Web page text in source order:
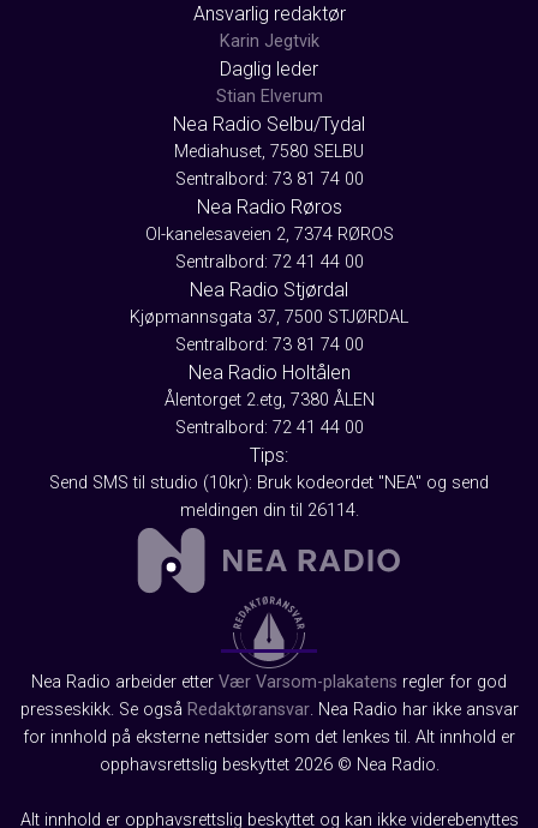
Ansvarlig redaktør
Karin Jegtvik
Daglig leder
Stian Elverum
Nea Radio Selbu/Tydal
Mediahuset, 7580 SELBU
Sentralbord: 73 81 74 00
Nea Radio Røros
Ol-kanelesaveien 2, 7374 RØROS
Sentralbord: 72 41 44 00
Nea Radio Stjørdal
Kjøpmannsgata 37, 7500 STJØRDAL
Sentralbord: 73 81 74 00
Nea Radio Holtålen
Ålentorget 2.etg, 7380 ÅLEN
Sentralbord: 72 41 44 00
Tips:
Send SMS til studio (10kr): Bruk kodeordet "NEA" og send
meldingen din til 26114.
Nea Radio arbeider etter Vær Varsom-plakatens regler for god
presseskikk. Se også Redaktøransvar. Nea Radio har ikke ansvar
for innhold på eksterne nettsider som det lenkes til. Alt innhold er
opphavsrettslig beskyttet 2026 © Nea Radio.
Alt innhold er opphavsrettslig beskyttet og kan ikke viderebenyttes